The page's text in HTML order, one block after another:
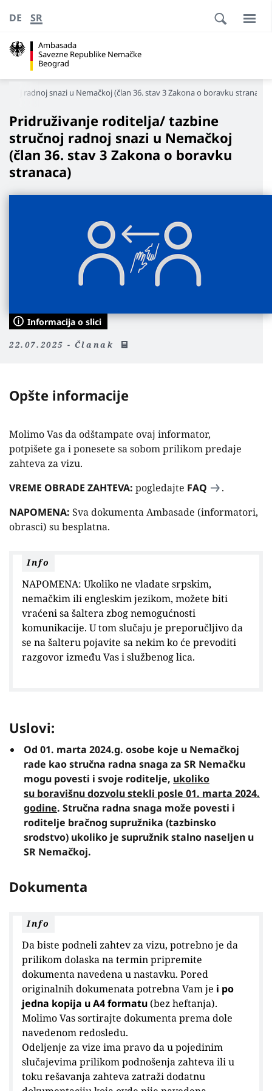
Ambasada
Savezne Republike Nemačke
Beograd
DE SR
radnoj snazi u Nemačkoj (član 36. stav 3 Zakona o boravku stranaca)
Pridruživanje roditelja/ tazbine
stručnoj radnoj snazi u Nemačkoj
(član 36. stav 3 Zakona o boravku
stranaca)
Informacija o slici
22.07.2025 - Članak
Opšte informacije
Molimo Vas da odštampate ovaj informator,
potpišete ga i ponesete sa sobom prilikom predaje
zahteva za vizu.
VREME OBRADE ZAHTEVA: pogledajte FAQ
.
NAPOMENA: Sva dokumenta Ambasade (informatori,
obrasci) su besplatna.
Info
NAPOMENA: Ukoliko ne vladate srpskim,
nemačkim ili engleskim jezikom, možete biti
vraćeni sa šaltera zbog nemogućnosti
komunikacije. U tom slučaju je preporučljivo da
se na šalteru pojavite sa nekim ko će prevoditi
razgovor između Vas i službenog lica.
Uslovi:
Od 01. marta 2024.g. osobe koje u Nemačkoj
rade kao stručna radna snaga za SR Nemačku
mogu povesti i svoje roditelje, ukoliko
su boravišnu dozvolu stekli posle 01. marta 2024.
godine. Stručna radna snaga može povesti i
roditelje bračnog supružnika (tazbinsko
srodstvo) ukoliko je supružnik stalno naseljen u
SR Nemačkoj.
Dokumenta
Info
Da biste podneli zahtev za vizu, potrebno je da
prilikom dolaska na termin pripremite
dokumenta navedena u nastavku. Pored
originalnih dokumenata potrebna Vam je i po
jedna kopija u A4 formatu (bez heftanja).
Molimo Vas sortirajte dokumenta prema dole
navedenom redosledu.
Odeljenje za vize ima pravo da u pojedinim
slučajevima prilikom podnošenja zahteva ili u
toku rešavanja zahteva zatraži dodatnu